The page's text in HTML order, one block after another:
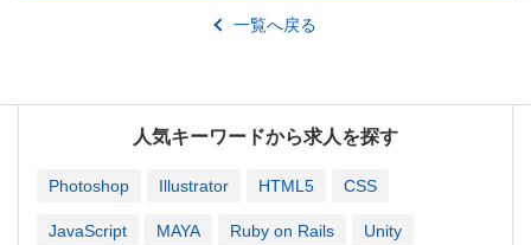
一覧へ戻る
人気キーワードから求人を探す
Photoshop Illustrator HTML5 CSS
JavaScript MAYA Ruby on Rails Unity